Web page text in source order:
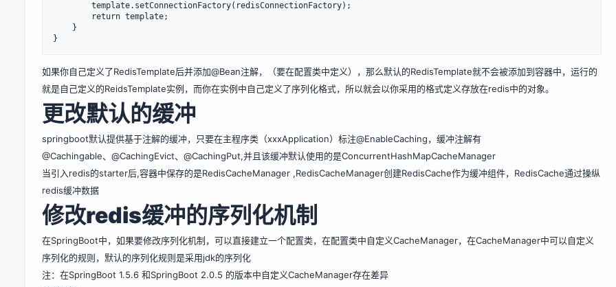
template.setConnectionFactory(redisConnectionFactory);
return template;
}
如果你自己定义了RedisTemplate后并添加@Bean注解，（要在配置类中定义），那么默认的RedisTemplate就不会被添加到容器中，运行的
就是自己定义的ReidsTemplate实例，而你在实例中自己定义了序列化格式，所以就会以你采用的格式定义存放在redis中的对象。
更改默认的缓冲
springboot默认提供基于注解的缓冲，只要在主程序类（xxxApplication）标注@EnableCaching，缓冲注解有
@Cachingable、@CachingEvict、@CachingPut,并且该缓冲默认使用的是ConcurrentHashMapCacheManager
当引入redis的starter后,容器中保存的是RedisCacheManager ,RedisCacheManager创建RedisCache作为缓冲组件，RedisCache通过操纵
redis缓冲数据
修改redis缓冲的序列化机制
在SpringBoot中，如果要修改序列化机制，可以直接建立一个配置类，在配置类中自定义CacheManager，在CacheManager中可以自定义
序列化的规则，默认的序列化规则是采用jdk的序列化
注：在SpringBoot 1.5.6 和SpringBoot 2.0.5 的版本中自定义CacheManager存在差异